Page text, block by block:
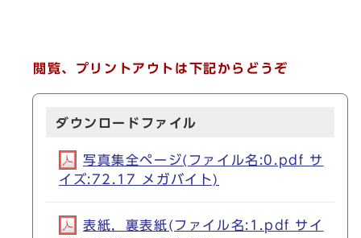
閲覧、プリントアウトは下記からどうぞ
ダウンロードファイル
写真集全ページ(ファイル名:0.pdf サ
イズ:72.17 メガバイト)
表紙，裏表紙(ファイル名:1.pdf サイ